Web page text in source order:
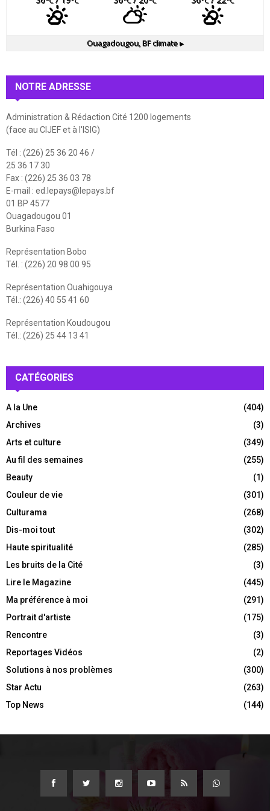
Ouagadougou, BFclimate ▸
NOTRE ADRESSE
Administration & Rédaction Cité 1200 logements
(face au CIJEF et à l'ISIG)
Tél : (226) 25 36 20 46 /
25 36 17 30
Fax : (226) 25 36 03 78
E-mail : ed.lepays@lepays.bf
01 BP 4577
Ouagadougou 01
Burkina Faso
Représentation Bobo
Tél. : (226) 20 98 00 95
Représentation Ouahigouya
Tél.: (226) 40 55 41 60
Représentation Koudougou
Tél.: (226) 25 44 13 41
CATÉGORIES
A la Une
(404)
Archives
(3)
Arts et culture
(349)
Au fil des semaines
(255)
Beauty
(1)
Couleur de vie
(301)
Culturama
(268)
Dis-moi tout
(302)
Haute spiritualité
(285)
Les bruits de la Cité
(3)
Lire le Magazine
(445)
Ma préférence à moi
(291)
Portrait d'artiste
(175)
Rencontre
(3)
Reportages Vidéos
(2)
Solutions à nos problèmes
(300)
Star Actu
(263)
Top News
(144)